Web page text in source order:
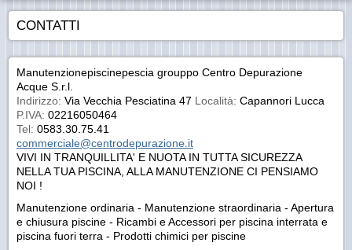
CONTATTI
Manutenzionepiscinepescia grouppo Centro Depurazione
Acque S.r.l.
Indirizzo: Via Vecchia Pesciatina 47 Località: Capannori Lucca
P.IVA: 02216050464
Tel: 0583.30.75.41
commerciale@centrodepurazione.it
VIVI IN TRANQUILLITA' E NUOTA IN TUTTA SICUREZZA
NELLA TUA PISCINA, ALLA MANUTENZIONE CI PENSIAMO
NOI !
Manutenzione ordinaria - Manutenzione straordinaria - Apertura
e chiusura piscine - Ricambi e Accessori per piscina interrata e
piscina fuori terra - Prodotti chimici per piscine